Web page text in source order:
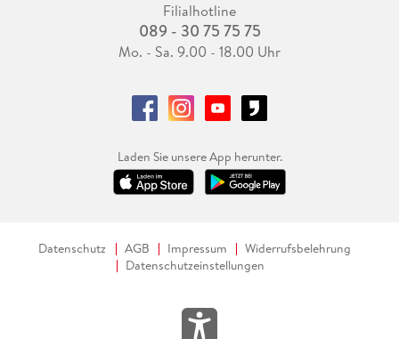
Filialhotline
089 - 30 75 75 75
Mo. - Sa. 9.00 - 18.00 Uhr
Laden Sie unsere App herunter.
Datenschutz AGB Impressum
Widerrufsbelehrung
Datenschutzeinstellungen